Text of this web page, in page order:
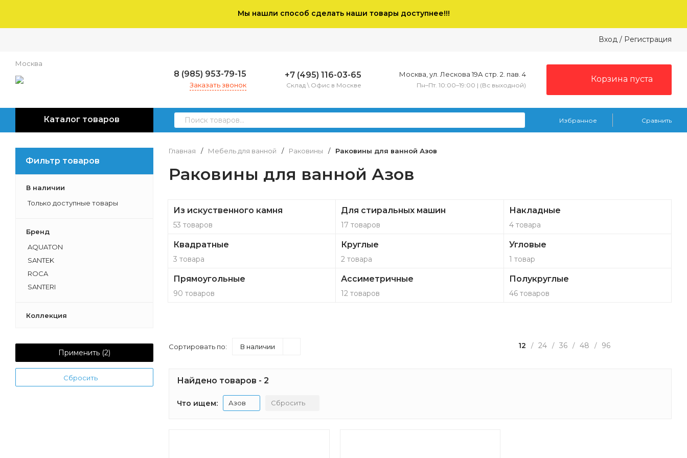
Мы нашли способ сделать наши товары доступнее!!!
Москва
Вход / Регистрация
8 (985) 953-79-15
Заказать звонок
+7 (495) 116-03-65
Склад \ Офис в Москве
Москва, ул. Лескова 19А стр. 2. пав. 4
Пн–Пт. 10:00–19:00 | (Вс выходной)
Корзина пуста
Каталог товаров Избранное Сравнить
Фильтр товаров
В наличии
Только доступные товары
Бренд
AQUATON
SANTEK
ROCA
SANTERI
Коллекция
Применить (2)
Сбросить
Главная / Мебель для ванной / Раковины / Раковины для ванной Азов
Раковины для ванной Азов
Из искуственного камня
53 товаров
Для стиральных машин
17 товаров
Накладные
4 товара
Квадратные
3 товара
Круглые
2 товара
Угловые
1 товар
Прямоугольные
90 товаров
Ассиметричные
12 товаров
Полукруглые
46 товаров
Сортировать по: В наличии 12 / 24 / 36 / 48 / 96
Найдено товаров - 2
Что ищем: Азов Сбросить